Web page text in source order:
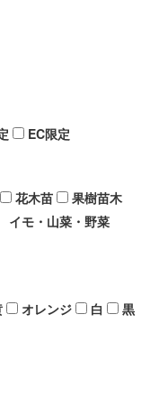
EC限定
花木苗
果樹苗木
モ・山菜・野菜
オレンジ 白
黒